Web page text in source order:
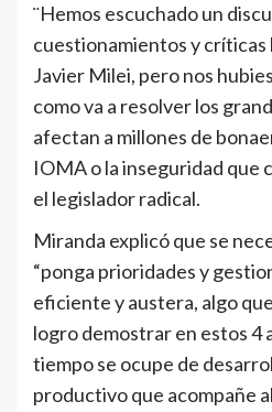
¨Hemos escuchado un
cuestionamientos y críticas
Javier Milei, pero nos
como va a resolver los
afectan a millones de
IOMA o la inseguridad que
el legislador radical.
Miranda explicó que se
“ponga prioridades y
eficiente y austera, algo
logro demostrar en estos 4
tiempo se ocupe de
productivo que acompañe